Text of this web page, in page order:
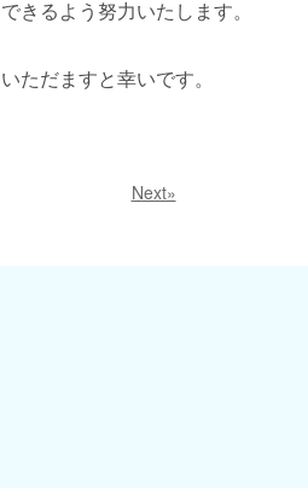
きるよう努力いたします。
ただますと幸いです。
Next»